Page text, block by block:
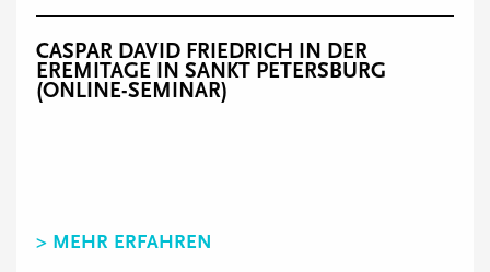
CASPAR DAVID FRIEDRICH IN DER
EREMITAGE IN SANKT PETERSBURG
(ONLINE-SEMINAR)
> MEHR ERFAHREN